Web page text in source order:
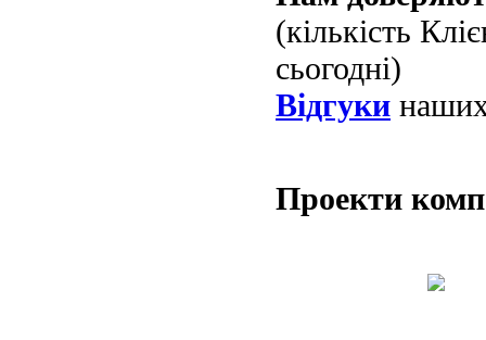
(кількість
сьогодні)
Відгуки наших
Проекти